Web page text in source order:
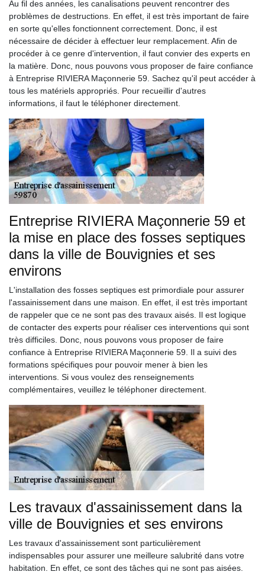
Au fil des années, les canalisations peuvent rencontrer des
problèmes de destructions. En effet, il est très important de faire
en sorte qu'elles fonctionnent correctement. Donc, il est
nécessaire de décider à effectuer leur remplacement. Afin de
procéder à ce genre d'intervention, il faut convier des experts en
la matière. Donc, nous pouvons vous proposer de faire confiance
à Entreprise RIVIERA Maçonnerie 59. Sachez qu'il peut accéder à
tous les matériels appropriés. Pour recueillir d'autres
informations, il faut le téléphoner directement.
Entreprise RIVIERA Maçonnerie 59 et
la mise en place des fosses septiques
dans la ville de Bouvignies et ses
environs
L'installation des fosses septiques est primordiale pour assurer
l'assainissement dans une maison. En effet, il est très important
de rappeler que ce ne sont pas des travaux aisés. Il est logique
de contacter des experts pour réaliser ces interventions qui sont
très difficiles. Donc, nous pouvons vous proposer de faire
confiance à Entreprise RIVIERA Maçonnerie 59. Il a suivi des
formations spécifiques pour pouvoir mener à bien les
interventions. Si vous voulez des renseignements
complémentaires, veuillez le téléphoner directement.
Les travaux d'assainissement dans la
ville de Bouvignies et ses environs
Les travaux d'assainissement sont particulièrement
indispensables pour assurer une meilleure salubrité dans votre
habitation. En effet, ce sont des tâches qui ne sont pas aisées.